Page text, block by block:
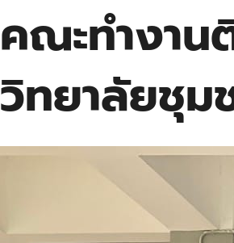
คณะทำงาน
วิทยาลัยชุม